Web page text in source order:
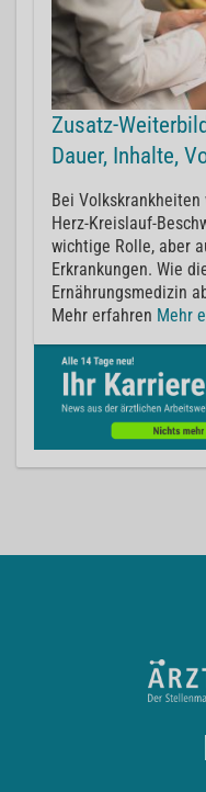
Zusatz-
Dauer, Inhalte,
Bei
Herz-Kreislauf-
wichtige Rolle, aber
Erkrankungen. Wie
Ernährungsmedizin
Mehr erfahren Mehr